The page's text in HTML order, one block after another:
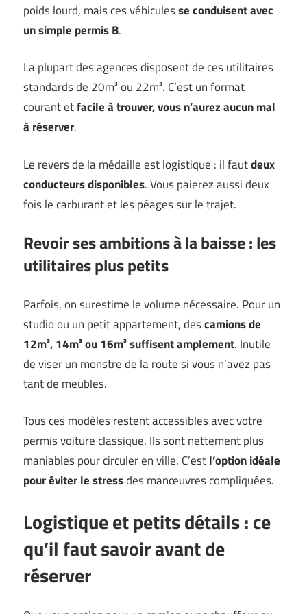
poids lourd, mais ces véhiculesse conduisent avec
un simple permis B.
La plupart des agences disposent de ces utilitaires
standards de 20m³ ou 22m³. C’est un format
courant etfacile à trouver, vous n’aurez aucun mal
à réserver.
Le revers de la médaille est logistique : il fautdeux
conducteurs disponibles. Vous paierez aussi deux
fois le carburant et les péages sur le trajet.
Revoir ses ambitions à la baisse : les
utilitaires plus petits
Parfois, on surestime le volume nécessaire. Pour un
studio ou un petit appartement, descamions de
12m³, 14m³ ou 16m³ suffisent amplement. Inutile
de viser un monstre de la route si vous n’avez pas
tant de meubles.
Tous ces modèles restent accessibles avec votre
permis voiture classique. Ils sont nettement plus
maniables pour circuler en ville. C’estl’option idéale
pour éviter le stressdes manœuvres compliquées.
Logistique et petits détails : ce
qu’il faut savoir avant de
réserver